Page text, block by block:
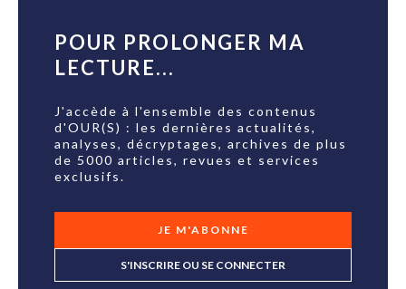
POUR PROLONGER MA
LECTURE...
J'accède à l'ensemble des contenus
d'OUR(S) : les dernières actualités,
analyses, décryptages, archives de plus
de 5000 articles, revues et services
exclusifs.
JE M'ABONNE
S'INSCRIRE OU SE CONNECTER